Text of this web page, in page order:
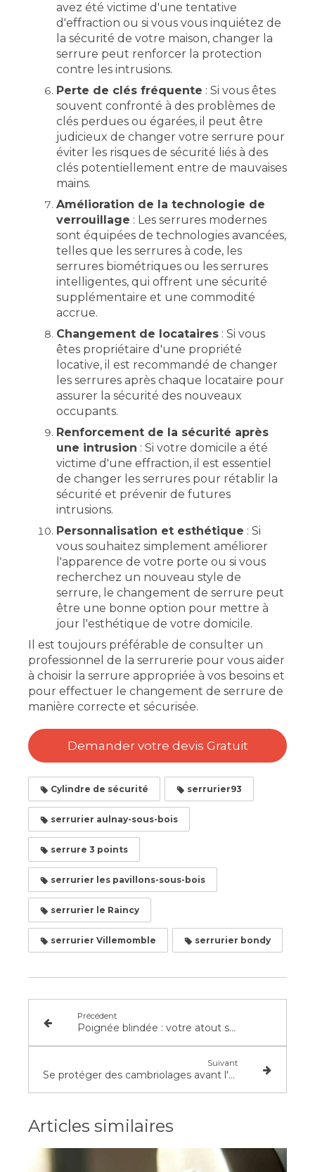
avez été victime d'une tentative
d'effraction ou si vous vous inquiétez de
la sécurité de votre maison, changer la
serrure peut renforcer la protection
contre les intrusions.
Perte de clés fréquente : Si vous êtes
souvent confronté à des problèmes de
clés perdues ou égarées, il peut être
judicieux de changer votre serrure pour
éviter les risques de sécurité liés à des
clés potentiellement entre de mauvaises
mains.
Amélioration de la technologie de
verrouillage : Les serrures modernes
sont équipées de technologies avancées,
telles que les serrures à code, les
serrures biométriques ou les serrures
intelligentes, qui offrent une sécurité
supplémentaire et une commodité
accrue.
Changement de locataires : Si vous
êtes propriétaire d'une propriété
locative, il est recommandé de changer
les serrures après chaque locataire pour
assurer la sécurité des nouveaux
occupants.
Renforcement de la sécurité après
une intrusion : Si votre domicile a été
victime d'une effraction, il est essentiel
de changer les serrures pour rétablir la
sécurité et prévenir de futures
intrusions.
Personnalisation et esthétique : Si
vous souhaitez simplement améliorer
l'apparence de votre porte ou si vous
recherchez un nouveau style de
serrure, le changement de serrure peut
être une bonne option pour mettre à
jour l'esthétique de votre domicile.
Il est toujours préférable de consulter un
professionnel de la serrurerie pour vous aider
à choisir la serrure appropriée à vos besoins et
pour effectuer le changement de serrure de
manière correcte et sécurisée.
Demander votre devis Gratuit
Cylindre de sécurité serrurier93
serrurier aulnay-sous-bois
serrure 3 points
serrurier les pavillons-sous-bois
serrurier le Raincy
serrurier Villemomble serrurier bondy
Précédent
Poignée blindée : votre atout sécurité !
Suivant
Se protéger des cambriolages avant l'été ?
Articles similaires